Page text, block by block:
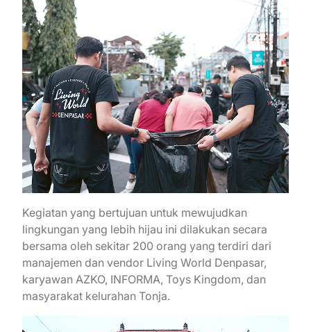
Kegiatan yang bertujuan untuk mewujudkan
lingkungan yang lebih hijau ini dilakukan secara
bersama oleh sekitar 200 orang yang terdiri dari
manajemen dan vendor Living World Denpasar,
karyawan AZKO, INFORMA, Toys Kingdom, dan
masyarakat kelurahan Tonja.